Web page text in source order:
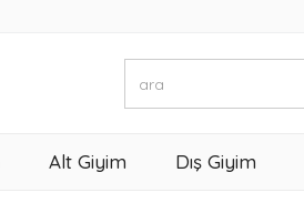
Alt Giyim Dış Giyim